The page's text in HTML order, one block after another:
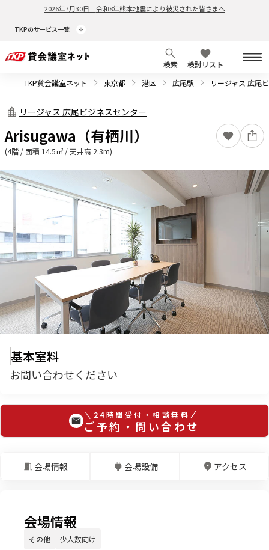
2026年7月30日 令和8年熊本地震により被災された皆さまへ
TKPのサービス一覧
検索
検討リスト
TKP貸会議室ネット
東京都 港区 広尾駅 リージャス 広尾
リージャス 広尾ビジネスセンター
Arisugawa（有栖川）
(4階 / 面積 14.5㎡ / 天井高 2.3m)
基本室料
お問い合わせください
24時間受付・相談無料
ご予約・問い合わせ
会場情報 会場設備 アクセス
会場情報
その他 少人数向け